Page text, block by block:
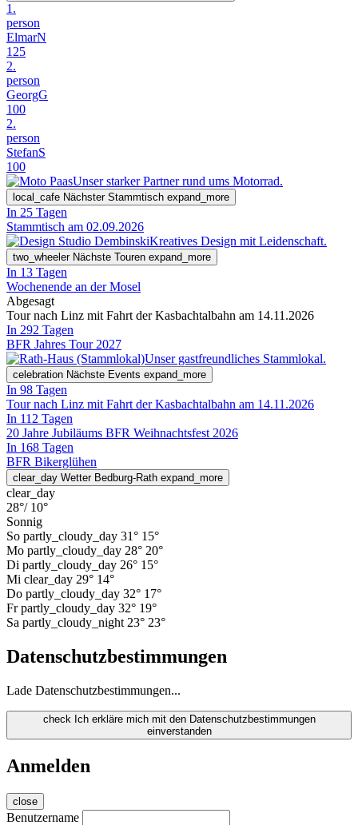
1.
person
ElmarN
125
2.
person
GeorgG
100
2.
person
StefanS
100
Unser starker Partner rund ums Motorrad.
local_cafe Nächster Stammtisch expand_more
In 25 Tagen
Stammtisch am 02.09.2026
Kreatives Design mit Leidenschaft.
two_wheeler Nächste Touren expand_more
In 13 Tagen
Wochenende an der Mosel
Abgesagt
Tour nach Linz mit Fahrt der Kasbachtalbahn am 14.11.2026
In 292 Tagen
BFR Jahres Tour 2027
Unser gastfreundliches Stammlokal.
celebration Nächste Events expand_more
In 98 Tagen
Tour nach Linz mit Fahrt der Kasbachtalbahn am 14.11.2026
In 112 Tagen
20 Jahre Jubiläums BFR Weihnachtsfest 2026
In 168 Tagen
BFR Bikerglühen
clear_day Wetter Bedburg-Rath expand_more
clear_day
28°/ 10°
Sonnig
So partly_cloudy_day 31° 15°
Mo partly_cloudy_day 28° 20°
Di partly_cloudy_day 26° 15°
Mi clear_day 29° 14°
Do partly_cloudy_day 32° 17°
Fr partly_cloudy_day 32° 19°
Sa partly_cloudy_night 23° 23°
Datenschutzbestimmungen
Lade Datenschutzbestimmungen...
check Ich erkläre mich mit den Datenschutzbestimmungen
einverstanden
Anmelden
close
Benutzername